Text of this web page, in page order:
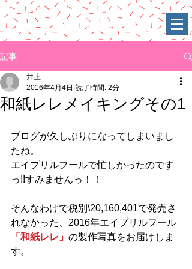
記事
和紙レレメイキングその1
井上
2016年4月4日 読了時間: 2分
ブログが久しぶりになってしまいまし
たね。
エイプリルフールで忙しかったのです
っ!!すみませんっ！！
そんなわけで税別\20,160,401で発売さ
れなかった、2016年エイプリルフール
「和紙レレ」 の製作写真をお届けしま
す。